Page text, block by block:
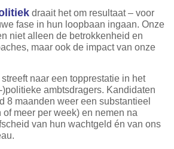
draait het om resultaat – voor
fase in hun loopbaan ingaan. Onze
niet alleen de betrokkenheid en
maar ook de impact van onze
naar een topprestatie in het
ambtsdragers. Kandidaten
8 maanden weer een substantieel
meer per week) en nemen na
van hun wachtgeld én van ons